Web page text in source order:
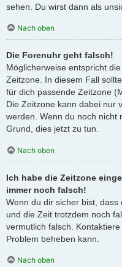
sehen. Du wirst dann als
Nach oben
Die Forenuhr geht falsch!
Möglicherweise entspricht
Zeitzone. In diesem Fall
für dich passende Zeitzone
Die Zeitzone kann dabei nur
werden. Wenn du noch nicht
Grund, dies jetzt zu tun.
Nach oben
Ich habe die Zeitzone
immer noch falsch!
Wenn du dir sicher bist,
und die Zeit trotzdem noch
vermutlich falsch.
Problem beheben kann.
Nach oben